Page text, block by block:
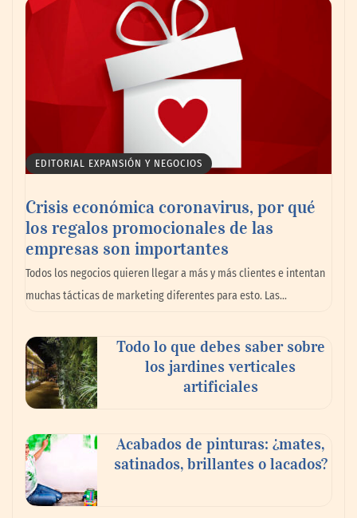
impulsando la colaboración en el sector
La omnicanalidad redefine la forma de
planear viajes en México
EDITORIAL EXPANSIÓN Y NEGOCIOS
Crisis económica coronavirus, por qué
los regalos promocionales de las
empresas son importantes
Todos los negocios quieren llegar a más y más clientes e intentan
muchas tácticas de marketing diferentes para esto. Las…
Todo lo que debes saber sobre
los jardines verticales
artificiales
Acabados de pinturas: ¿mates,
satinados, brillantes o lacados?